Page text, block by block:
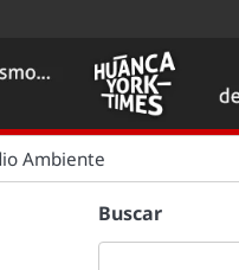
Ambiente
Buscar